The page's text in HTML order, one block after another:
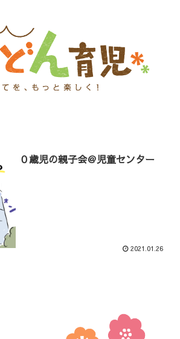
０歳児の親子会＠児童センター
2021.01.26